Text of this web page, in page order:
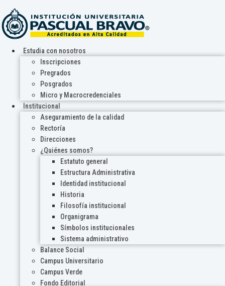
Estudia con nosotros
Inscripciones
Pregrados
Posgrados
Micro y Macrocredenciales
Institucional
Aseguramiento de la calidad
Rectoría
Direcciones
¿Quiénes somos?
Estatuto general
Estructura Administrativa
Identidad institucional
Historia
Filosofía institucional
Organigrama
Símbolos institucionales
Sistema administrativo
Balance Social
Campus Universitario
Campus Verde
Fondo Editorial